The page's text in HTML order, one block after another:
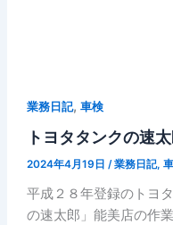
業務日記, 車検
トヨタタンクの速
2024年4月19日 /業務日記,
平成２８年登録のトヨ
の速太郎」能美店の作